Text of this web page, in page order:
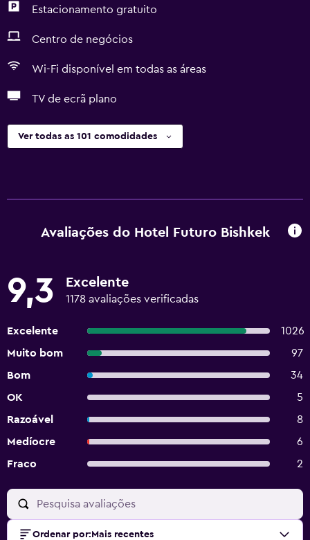
Estacionamento gratuito
Centro de negócios
Wi-Fi disponível em todas as áreas
TV de ecrã plano
Ver todas as 101 comodidades
Avaliações do Hotel Futuro Bishkek
9,3 Excelente
1178 avaliações verificadas
Excelente
1026
Muito bom
97
Bom
34
OK
5
Razoável
8
Medíocre
6
Fraco
2
Ordenar por: Mais recentes